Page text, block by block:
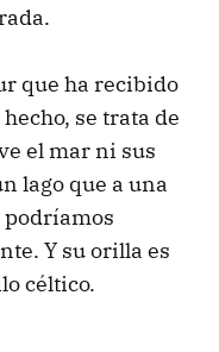
que ha recibido
hecho, se trata de
el mar ni sus
lago que a una
Y su orilla es
céltico.